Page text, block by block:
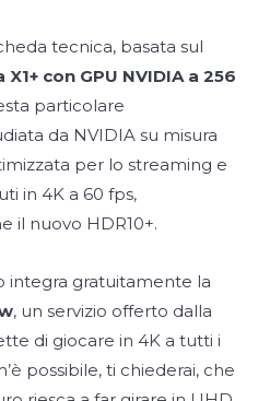
tecnica, basata sul
X1+ con GPU NVIDIA a 256
particolare
da NVIDIA su misura
per lo streaming e
in 4K a 60 fps,
il nuovo HDR10+.
integra gratuitamente la
, un servizio offerto dalla
di giocare in 4K a tutti i
possibile, ti chiederai, che